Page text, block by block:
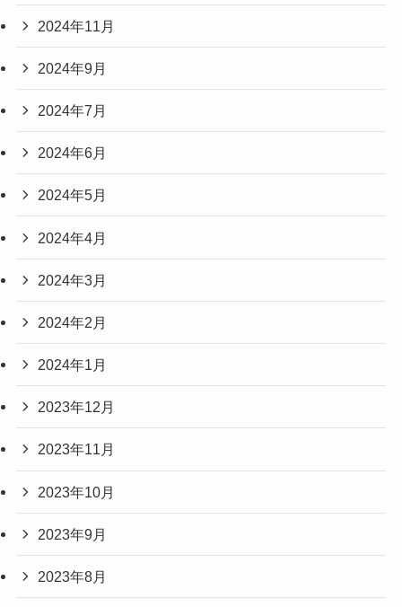
2024年11月
2024年9月
2024年7月
2024年6月
2024年5月
2024年4月
2024年3月
2024年2月
2024年1月
2023年12月
2023年11月
2023年10月
2023年9月
2023年8月